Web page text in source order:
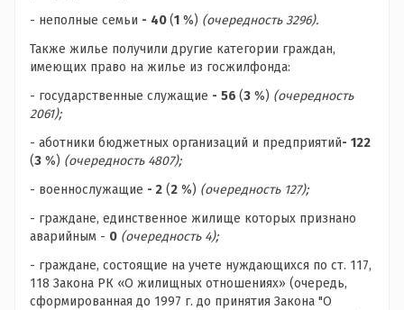
- неполные семьи - 40(1 %) (очередность 3296).
Также жилье получили другие категории граждан,
имеющих право на жилье из госжилфонда:
- государственные служащие - 56 (3 %) (очередность
2061);
- аботники бюджетных организаций и предприятий- 122
(3 %) (очередность 4807);
- военнослужащие - 2 (2 %) (очередность 127);
- граждане, единственное жилище которых признано
аварийным - 0 (очередность 4);
- граждане, состоящие на учете нуждающихся по ст. 117,
118 Закона РК «О жилищных отношениях» (очередь,
сформированная до 1997 г. до принятия Закона "О